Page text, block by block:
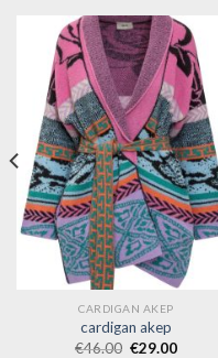
CARDIGAN AKEP
cardigan akep
€46.00 €29.00